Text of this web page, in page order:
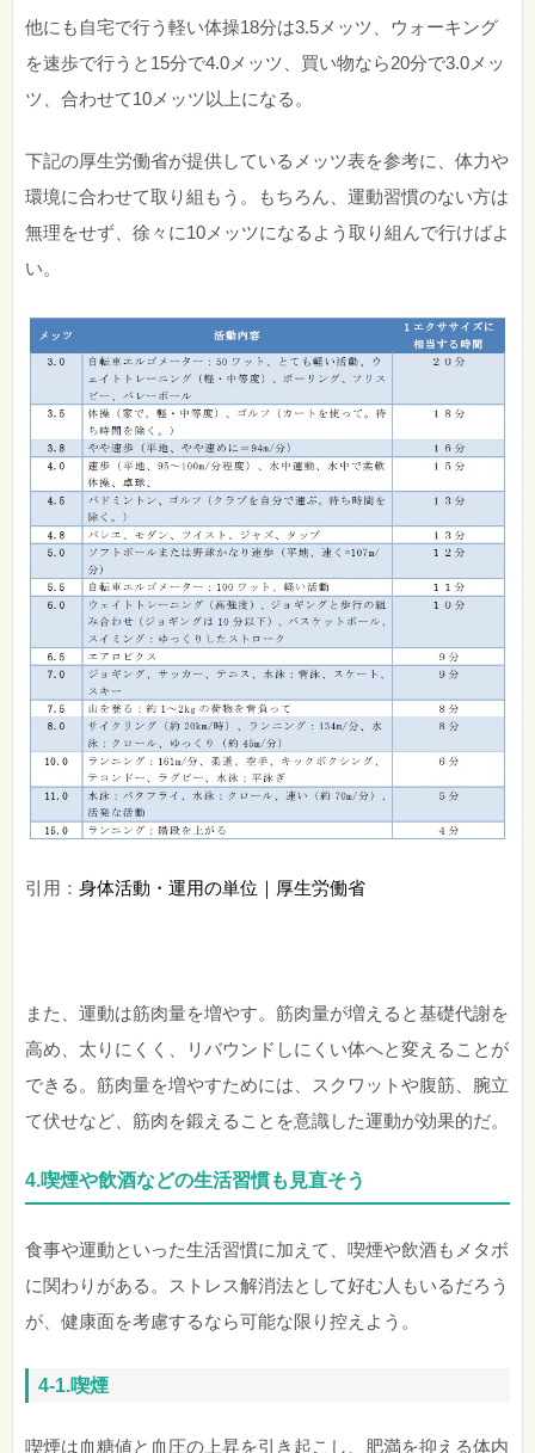
他にも自宅で行う軽い体操18分は3.5メッツ、ウォーキング
を速歩で行うと15分で4.0メッツ、買い物なら20分で3.0メッ
ツ、合わせて10メッツ以上になる。
下記の厚生労働省が提供しているメッツ表を参考に、体力や
環境に合わせて取り組もう。もちろん、運動習慣のない方は
無理をせず、徐々に10メッツになるよう取り組んで行けばよ
い。
引用： 身体活動・運用の単位｜厚生労働省
また、運動は筋肉量を増やす。筋肉量が増えると基礎代謝を
高め、太りにくく、リバウンドしにくい体へと変えることが
できる。筋肉量を増やすためには、スクワットや腹筋、腕立
て伏せなど、筋肉を鍛えることを意識した運動が効果的だ。
4.喫煙や飲酒などの生活習慣も見直そう
食事や運動といった生活習慣に加えて、喫煙や飲酒もメタボ
に関わりがある。ストレス解消法として好む人もいるだろう
が、健康面を考慮するなら可能な限り控えよう。
4-1.喫煙
喫煙は血糖値と血圧の上昇を引き起こし、肥満を抑える体内